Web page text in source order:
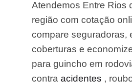
Atendemos Entre Rios
região com cotação
compare seguradoras,
coberturas e
para guincho em
contra acidentes ,